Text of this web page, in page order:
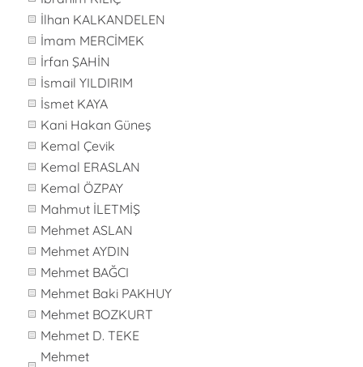
İlhan KALKANDELEN
İmam MERCİMEK
İrfan ŞAHİN
İsmail YILDIRIM
İsmet KAYA
Kani Hakan Güneş
Kemal Çevik
Kemal ERASLAN
Kemal ÖZPAY
Mahmut İLETMİŞ
Mehmet ASLAN
Mehmet AYDIN
Mehmet BAĞCI
Mehmet Baki PAKHUY
Mehmet BOZKURT
Mehmet D. TEKE
Mehmet